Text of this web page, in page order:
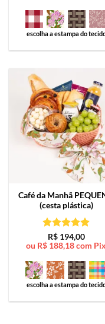
escolha a estampa do
Café da Manhã
(cesta plástica)
Avaliação5
de 5
R$194,00
ou R$ 188,18com Pix
escolha a estampa do